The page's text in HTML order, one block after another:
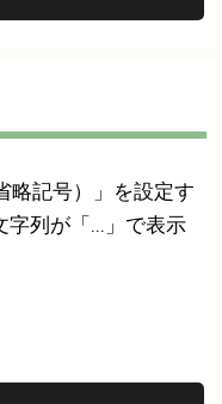
略記号）」を設定す
字列が「...」で表示